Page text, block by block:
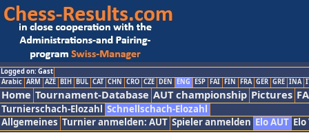
Logged on: Gast
Arabic ARM AZE BIH BUL CAT CHN CRO CZE DEN ENG ESP FAI FIN FRA GER GRE INA
Home Tournament-Database AUT championship Pictures
Turnierschach-Elozahl Schnellschach-Elozahl
Allgemeines Turnier anmelden: AUT Spieler anmelden Elo AUT